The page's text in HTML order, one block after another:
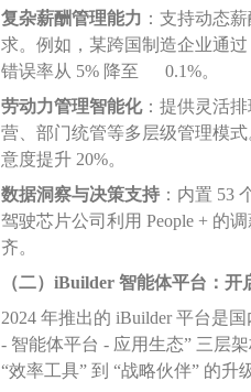
复杂薪酬管理能力 ：支持动态
求。例如，某跨国制造企业通过
错误率从 5% 降至 0.1%。
劳动力管理智能化：提供灵活
营、部门统管等多层级管理模
意度提升 20%。
数据洞察与决策支持 ：内置 53
驾驶芯片公司利用 People + 的
齐。
（二）iBuilder 智能体平台：
2024 年推出的 iBuilder 平台是
- 智能体平台 - 应用生态” 三层
“效率工具” 到 “战略伙伴” 的升